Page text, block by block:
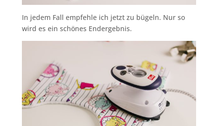
In jedem Fall empfehle ich jetzt zu bügeln. Nur so
wird es ein schönes Endergebnis.